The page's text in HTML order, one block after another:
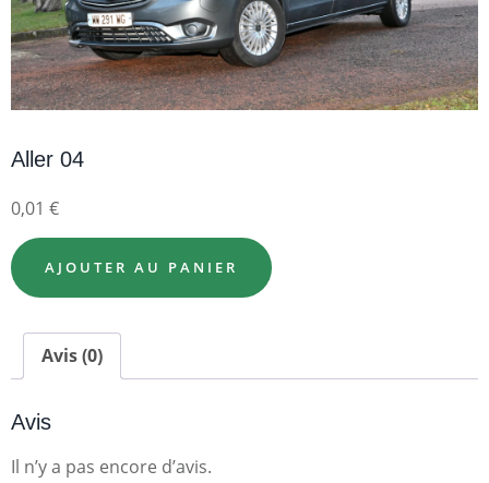
Aller 04
0,01 €
AJOUTER AU PANIER
Avis (0)
Avis
Il n’y a pas encore d’avis.